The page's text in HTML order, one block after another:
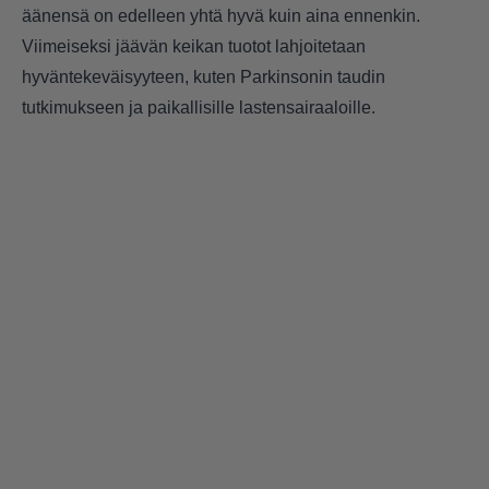
äänensä on edelleen yhtä hyvä kuin aina ennenkin.
Viimeiseksi jäävän keikan tuotot lahjoitetaan
hyväntekeväisyyteen, kuten Parkinsonin taudin
tutkimukseen ja paikallisille lastensairaaloille.